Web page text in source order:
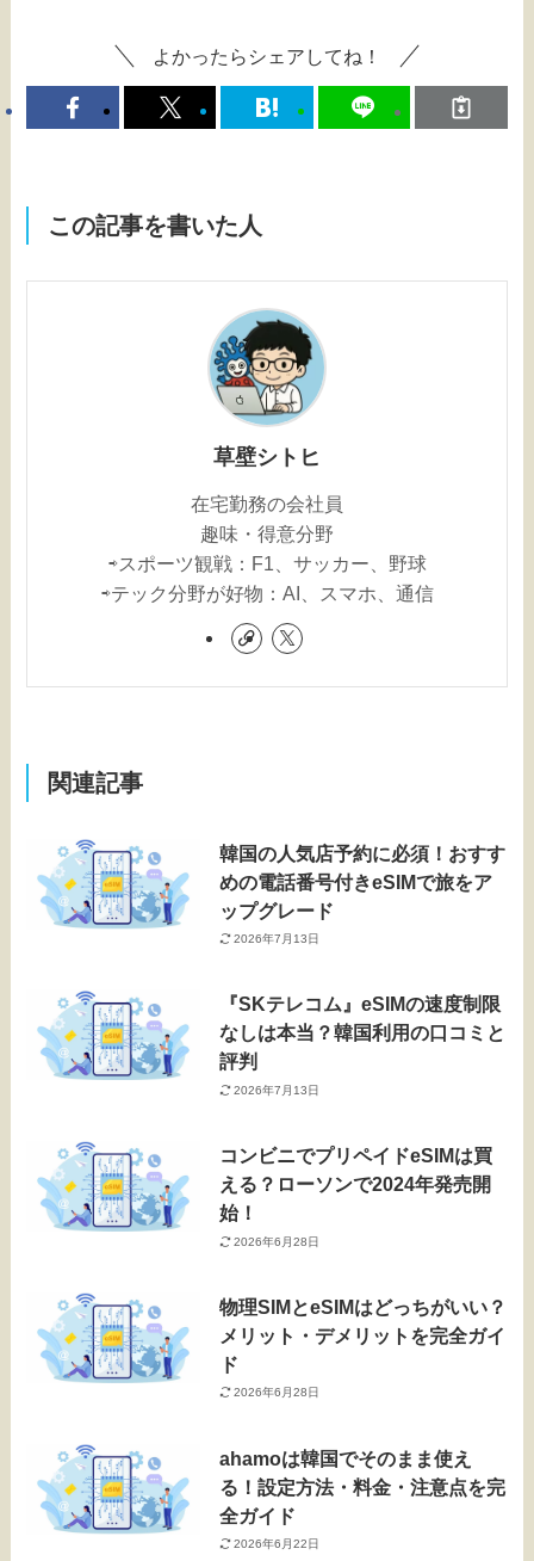
よかったらシェアしてね！
この記事を書いた人
草壁シトヒ
在宅勤務の会社員
趣味・得意分野
⇨スポーツ観戦：F1、サッカー、野球
⇨テック分野が好物：AI、スマホ、通信
関連記事
韓国の人気店予約に必須！おすす
めの電話番号付きeSIMで旅をア
ップグレード
2026年7月13日
『SKテレコム』eSIMの速度制限
なしは本当？韓国利用の口コミと
評判
2026年7月13日
コンビニでプリペイドeSIMは買
える？ローソンで2024年発売開
始！
2026年6月28日
物理SIMとeSIMはどっちがいい？
メリット・デメリットを完全ガイ
ド
2026年6月28日
ahamoは韓国でそのまま使え
る！設定方法・料金・注意点を完
全ガイド
2026年6月22日